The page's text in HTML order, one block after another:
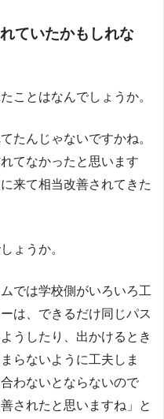
ていたかもしれな
ことはなんでしょうか。
たんじゃないですかね。
てなかったと思います
来て相当改善されてきた
ょうか。
では学校側がいろいろ工
は、できるだけ同じパス
うしたり、出かけるとき
らないように工夫しま
わないとならないので
されたと思いますね」と